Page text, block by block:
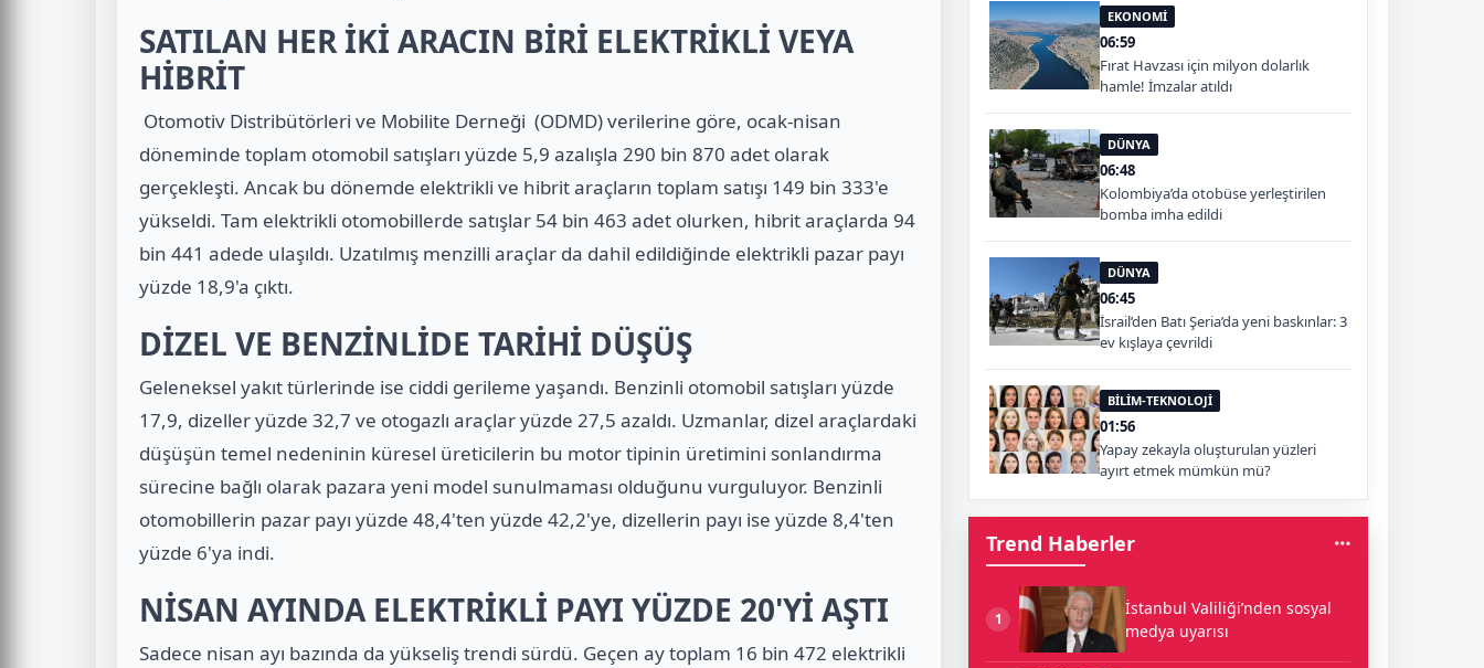
SATILAN HER İKİ ARACIN BİRİ ELEKTRİKLİ VEYA
HİBRİT
Otomotiv Distribütörleri ve Mobilite Derneği (ODMD) verilerine göre, ocak-nisan
döneminde toplam otomobil satışları yüzde 5,9 azalışla 290 bin 870 adet olarak
gerçekleşti. Ancak bu dönemde elektrikli ve hibrit araçların toplam satışı 149 bin 333'e
yükseldi. Tam elektrikli otomobillerde satışlar 54 bin 463 adet olurken, hibrit araçlarda 94
bin 441 adede ulaşıldı. Uzatılmış menzilli araçlar da dahil edildiğinde elektrikli pazar payı
yüzde 18,9'a çıktı.
DİZEL VE BENZİNLİDE TARİHİ DÜŞÜŞ
Geleneksel yakıt türlerinde ise ciddi gerileme yaşandı. Benzinli otomobil satışları yüzde
17,9, dizeller yüzde 32,7 ve otogazlı araçlar yüzde 27,5 azaldı. Uzmanlar, dizel araçlardaki
düşüşün temel nedeninin küresel üreticilerin bu motor tipinin üretimini sonlandırma
sürecine bağlı olarak pazara yeni model sunulmaması olduğunu vurguluyor. Benzinli
otomobillerin pazar payı yüzde 48,4'ten yüzde 42,2'ye, dizellerin payı ise yüzde 8,4'ten
yüzde 6'ya indi.
NİSAN AYINDA ELEKTRİKLİ PAYI YÜZDE 20'Yİ AŞTI
Sadece nisan ayı bazında da yükseliş trendi sürdü. Geçen ay toplam 16 bin 472 elektrikli
EKONOMİ
06:59
Fırat Havzası için milyon dolarlık
hamle! İmzalar atıldı
DÜNYA
06:48
Kolombiya’da otobüse yerleştirilen
bomba imha edildi
DÜNYA
06:45
İsrail’den Batı Şeria’da yeni baskınlar: 3
ev kışlaya çevrildi
BİLİM-TEKNOLOJİ
01:56
Yapay zekayla oluşturulan yüzleri
ayırt etmek mümkün mü?
Trend Haberler
1
İstanbul Valiliği’nden sosyal
medya uyarısı